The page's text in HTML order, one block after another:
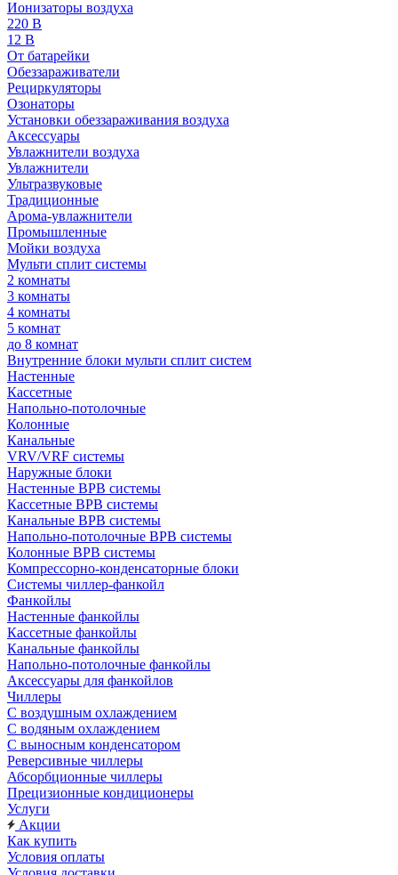
Ионизаторы воздуха
220 В
12 В
От батарейки
Обеззараживатели
Рециркуляторы
Озонаторы
Установки обеззараживания воздуха
Аксессуары
Увлажнители воздуха
Увлажнители
Ультразвуковые
Традиционные
Арома-увлажнители
Промышленные
Мойки воздуха
Мульти сплит системы
2 комнаты
3 комнаты
4 комнаты
5 комнат
до 8 комнат
Внутренние блоки мульти сплит систем
Настенные
Кассетные
Напольно-потолочные
Колонные
Канальные
VRV/VRF системы
Наружные блоки
Настенные ВРВ системы
Кассетные ВРВ системы
Канальные ВРВ системы
Напольно-потолочные ВРВ системы
Колонные ВРВ системы
Компрессорно-конденсаторные блоки
Системы чиллер-фанкойл
Фанкойлы
Настенные фанкойлы
Кассетные фанкойлы
Канальные фанкойлы
Напольно-потолочные фанкойлы
Аксессуары для фанкойлов
Чиллеры
С воздушным охлаждением
С водяным охлаждением
С выносным конденсатором
Реверсивные чиллеры
Абсорбционные чиллеры
Прецизионные кондиционеры
Услуги
Акции
Как купить
Условия оплаты